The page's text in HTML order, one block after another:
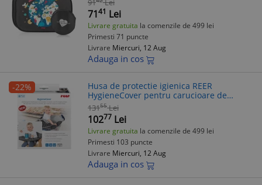
91 Lei
7141 Lei
Livrare gratuita la comenzile de 499 lei
Primesti 71 puncte
Livrare Miercuri, 12 Aug
Adauga in cos
-22%
Husa de protectie igienica REER
HygieneCover pentru carucioare de
cumparaturi si scaune de masa
13155 Lei
10277 Lei
Livrare gratuita la comenzile de 499 lei
Primesti 103 puncte
Livrare Miercuri, 12 Aug
Adauga in cos